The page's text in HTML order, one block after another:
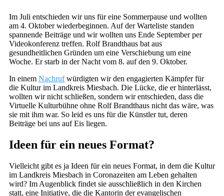
Im Juli entschieden wir uns für eine Sommerpause und wollten
am 4. Oktober wiederbeginnen. Auf der Warteliste standen
spannende Beiträge und wir wollten uns Ende September per
Videokonferenz treffen. Rolf Brandthaus bat aus
gesundheitlichen Gründen um eine Verschiebung um eine
Woche. Er starb in der Nacht vom 8. auf den 9. Oktober.
In einem Nachrufwürdigten wir den engagierten Kämpfer für
die Kultur im Landkreis Miesbach. Die Lücke, die er hinterlässt,
wollten wir nicht schließen, sondern wir entschieden, dass die
Virtuelle Kulturbühne ohne Rolf Brandthaus nicht das wäre, was
sie mit ihm war. So leid es uns für die Künstler tut, deren
Beiträge bei uns auf Eis liegen.
Ideen für ein neues Format?
Vielleicht gibt es ja Ideen für ein neues Format, in dem die Kultur
im Landkreis Miesbach in Coronazeiten am Leben gehalten
wird? Im Augenblick findet sie ausschließlich in den Kirchen
statt, eine Initiative, die die Kantorin der evangelischen